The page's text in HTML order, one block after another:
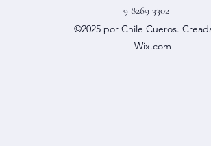
9 8269 3302
©2025 por Chile Cueros.
Wix.com